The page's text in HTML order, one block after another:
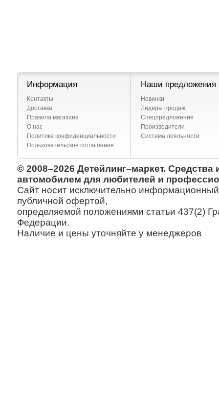
Информация
Контакты
Доставка
Правила магазина
О нас
Политика конфиденциальности
Пользовательское соглашение
Наши предложения
Новинки
Лидеры продаж
Спецпредложение
Производители
Система лояльности
© 2008–2026 Детейлинг–маркет. Средства
автомобилем для любителей и
Сайт носит исключительно информационный
публичной офертой,
определяемой положениями статьи 437(2)
Федерации.
Наличие и цены уточняйте у менеджеров